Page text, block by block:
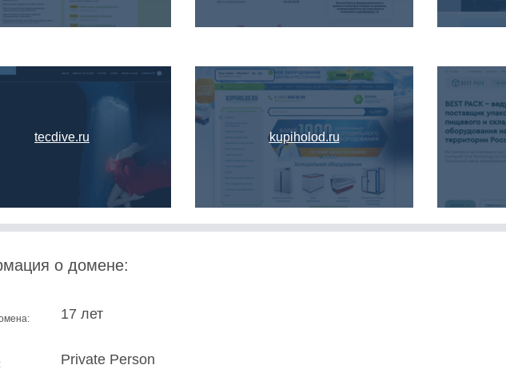
tecdive.ru kupiholod.ru
о домене:
17 лет
Private Person